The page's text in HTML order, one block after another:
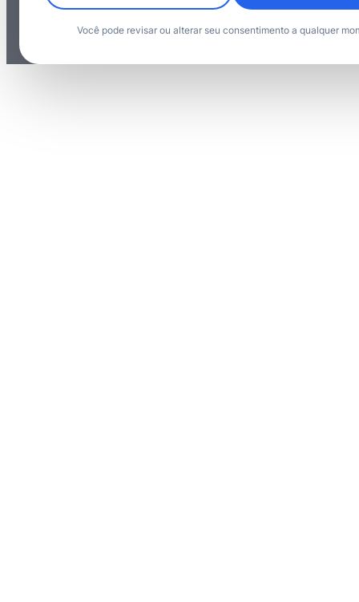
Você pode revisar ou alterar seu consentimento a qualquer